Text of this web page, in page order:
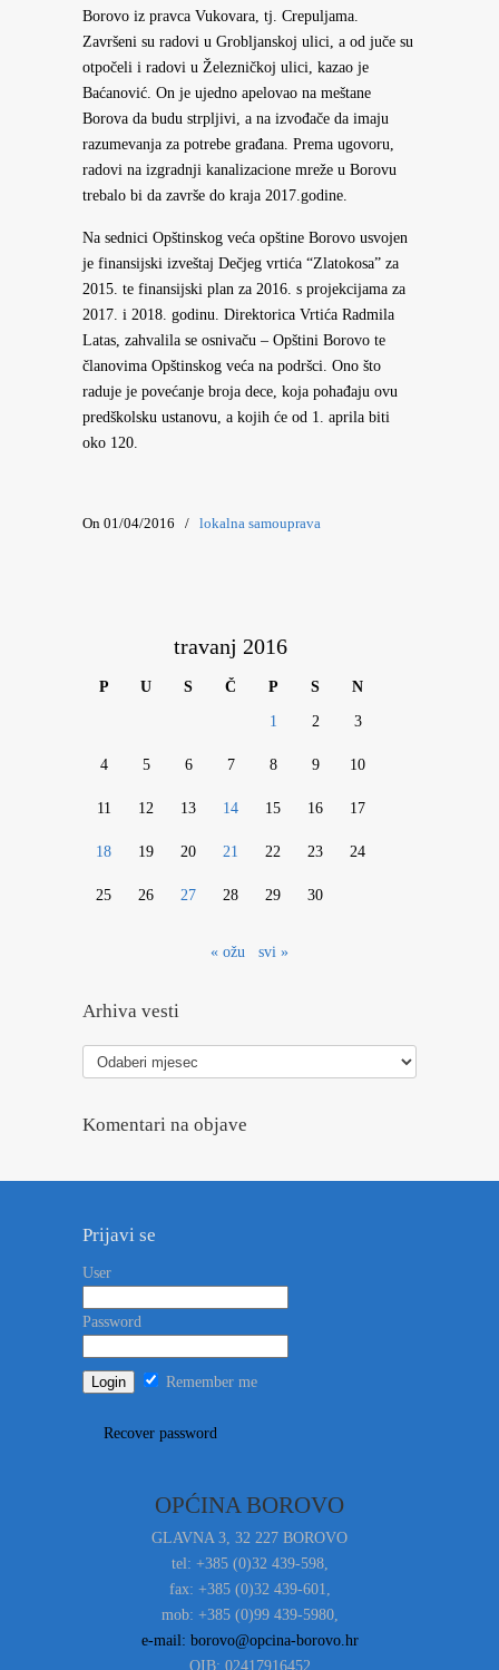
Borovo iz pravca Vukovara, tj. Crepuljama.
Završeni su radovi u Grobljanskoj ulici, a od juče su
otpočeli i radovi u Železničkoj ulici, kazao je
Baćanović. On je ujedno apelovao na meštane
Borova da budu strpljivi, a na izvođače da imaju
razumevanja za potrebe građana. Prema ugovoru,
radovi na izgradnji kanalizacione mreže u Borovu
trebalo bi da završe do kraja 2017.godine.
Na sednici Opštinskog veća opštine Borovo usvojen
je finansijski izveštaj Dečjeg vrtića “Zlatokosa” za
2015. te finansijski plan za 2016. s projekcijama za
2017. i 2018. godinu. Direktorica Vrtića Radmila
Latas, zahvalila se osnivaču – Opštini Borovo te
članovima Opštinskog veća na podršci. Ono što
raduje je povećanje broja dece, koja pohađaju ovu
predškolsku ustanovu, a kojih će od 1. aprila biti
oko 120.
On 01/04/2016 / lokalna samouprava
travanj 2016
P U S Č P S N
1 2 3
4 5 6 7 8 9 10
11 12 13 14 15 16 17
18 19 20 21 22 23 24
25 26 27 28 29 30
« ožu svi »
Arhiva vesti
Arhiva
vesti
Komentari na objave
Prijavi se
User
Password
Remember me
Recover password
OPĆINA BOROVO
GLAVNA 3, 32 227 BOROVO
tel: +385 (0)32 439-598,
fax: +385 (0)32 439-601,
mob: +385 (0)99 439-5980,
e-mail: borovo@opcina-borovo.hr
OIB: 02417916452